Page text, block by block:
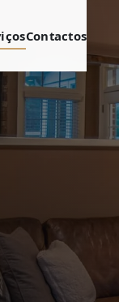
Contactos